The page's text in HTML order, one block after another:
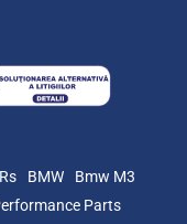
BMW
Bmw M3
Parts